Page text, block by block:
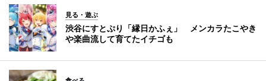
見る・遊ぶ
渋谷にすとぷり「縁日かふぇ」 メンカラたこやき
や楽曲流して育てたイチゴも